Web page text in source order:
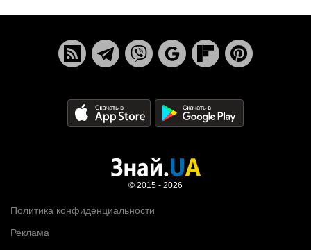
Политика конфиденциальности
Реклама
© 2015 - 2026